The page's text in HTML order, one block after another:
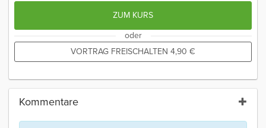
ZUM KURS
oder
VORTRAG FREISCHALTEN 4,90 €
Kommentare